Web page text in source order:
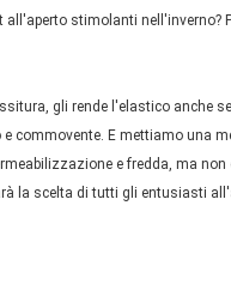
stimolanti nell'inverno?
gli rende l'elastico anche
commovente. E mettiamo una
e fredda, ma
la scelta di tutti gli entusiasti